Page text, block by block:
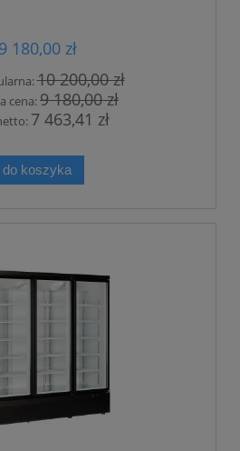
9 180,00 zł
10 200,00 zł
cena:9 180,00 zł
7 463,41 zł
do koszyka